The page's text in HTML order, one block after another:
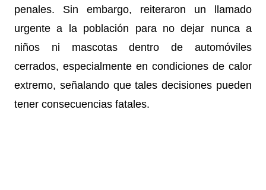
penales. Sin embargo, reiteraron un llamado
urgente a la población para no dejar nunca a
niños ni mascotas dentro de automóviles
cerrados, especialmente en condiciones de calor
extremo, señalando que tales decisiones pueden
tener consecuencias fatales.